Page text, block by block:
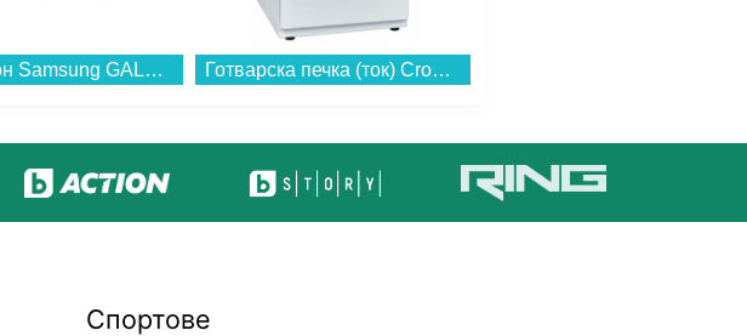
Смартфон Samsung GALAXY A27 5G 128/6 LIGHT PINK SM-A276BLIB , 128 GB, 6 GB... Готварска печка (ток) Crown 50C3MA , Бял , Керамични...
Спортове